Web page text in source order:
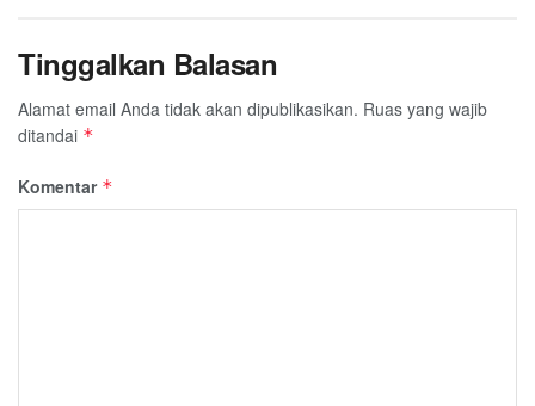
Tinggalkan Balasan
Alamat email Anda tidak akan dipublikasikan. Ruas yang wajib
ditandai *
Komentar *